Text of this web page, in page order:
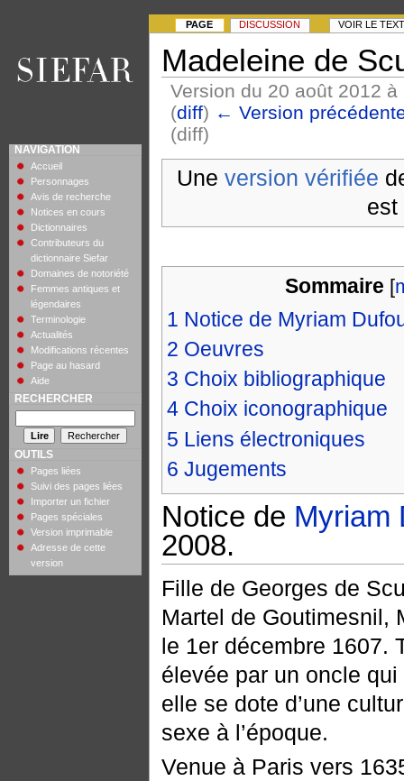
Madeleine de
Version du 20 août 2012
(diff) ← Version
(diff)
Uneversion vérifiée
est
Sommaire [
1 Notice de Myriam
2 Oeuvres
3 Choix bibliographique
4 Choix iconographique
5 Liens électroniques
6 Jugements
Notice de Myriam
2008.
Fille de Georges de
Martel de Goutimesnil,
le 1er décembre 1607.
élevée par un oncle
elle se dote d’une
sexe à l’époque.
Venue à Paris vers
PAGE DISCUSSION VOIR LE
NAVIGATION
Accueil
Personnages
Avis de recherche
Notices en cours
Dictionnaires
Contributeurs du
dictionnaire Siefar
Domaines de notoriété
Femmes antiques et
légendaires
Terminologie
Actualités
Modifications récentes
Page au hasard
Aide
RECHERCHER
OUTILS
Pages liées
Suivi des pages liées
Importer un fichier
Pages spéciales
Version imprimable
Adresse de cette
version